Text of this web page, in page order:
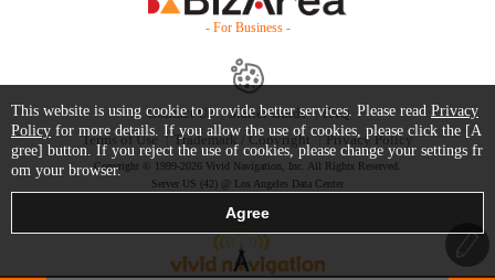
- For Business -
Contact Us Starter Guide
FAQ
Terms of Use
Trademark / Copyright Privacy Policy
Copyright © 1999-2026 Vivid Navigation, Inc. All Rights Reserved.
Server US (42) @ Los Angeles Data Center
This website is using cookie to provide better services. Please read Privacy
Policy for more details. If you allow the use of cookies, please click the [A
gree] button. If you reject the use of cookies, please change your settings fr
om your browser.